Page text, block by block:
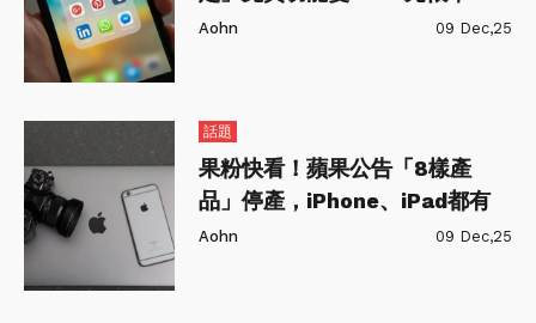
Aohn 09 Dec,25
話題
果粉快看！蘋果公告「8樣產
品」停產，iPhone、iPad都有
Aohn 09 Dec,25